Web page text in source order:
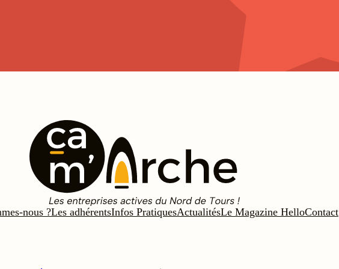
nous ?Les adhérentsInfos PratiquesActualitésLe Magazine HelloContact